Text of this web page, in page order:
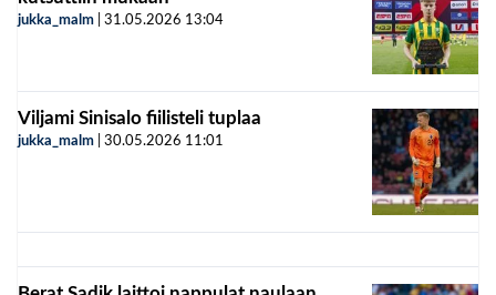
jukka_malm 31.05.2026 13:04
Viljami Sinisalo fiilisteli tuplaa
jukka_malm 30.05.2026 11:01